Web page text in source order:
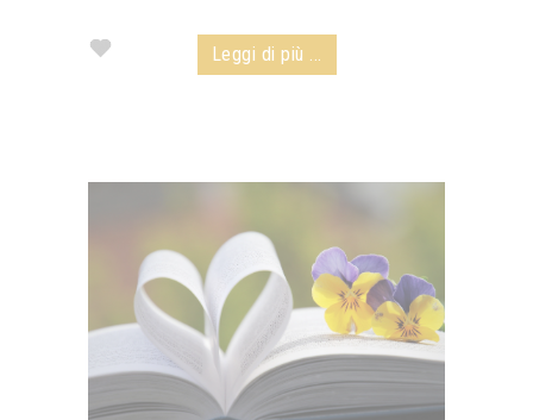
Leggi di più ...